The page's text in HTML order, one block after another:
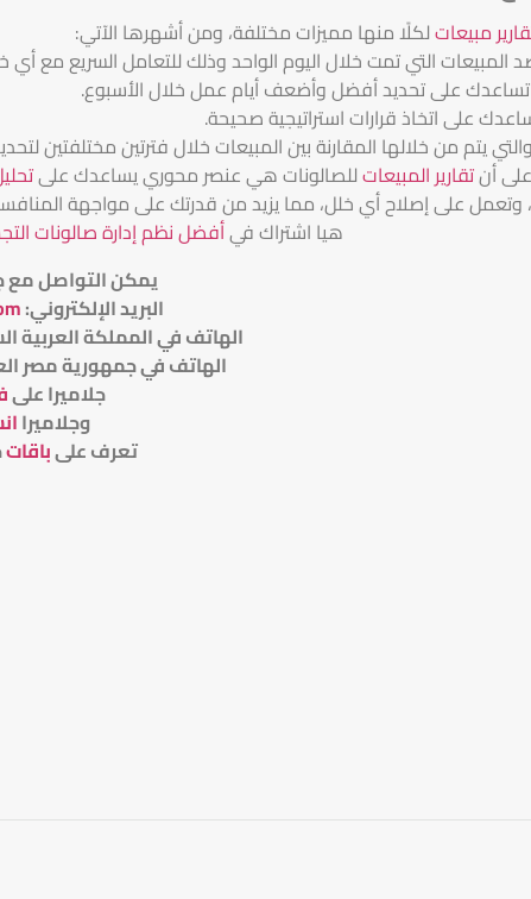
مبيعاتلكلًا منها مميزات مختلفة، ومن أشهرها الآتي:
المبيعات التي تمت خلال اليوم الواحد وذلك للتعامل السريع مع أي
تساعدك على تحديد أفضل وأضعف أيام عمل خلال الأسبوع.
على اتخاذ قرارات استراتيجية صحيحة.
والتي يتم من خلالها المقارنة بين المبيعات خلال فترتين مختلفتين
أنتقارير المبيعاتللصالونات هي عنصر محوري يساعدك على
على إصلاح أي خلل، مما يزيد من قدرتك على مواجهة
هيا اشتراك فيأفضل نظم إدارة صالونات
يمكن التواصل مع
البريد الإلكتروني:
الهاتف في المملكة العربية السعودية:
الهاتف في جمهورية مصر العربية:
جلاميرا على
وجلاميرا
تعرف علىباقات